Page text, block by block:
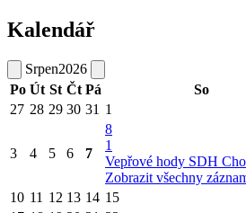
Kalendář
Srpen2026
Po Út St Čt Pá So
27 28 29 30 31 1
3 4 5 6 7
8
1
Vepřové hody SDH
Zobrazit všechny
10 11 12 13 14 15